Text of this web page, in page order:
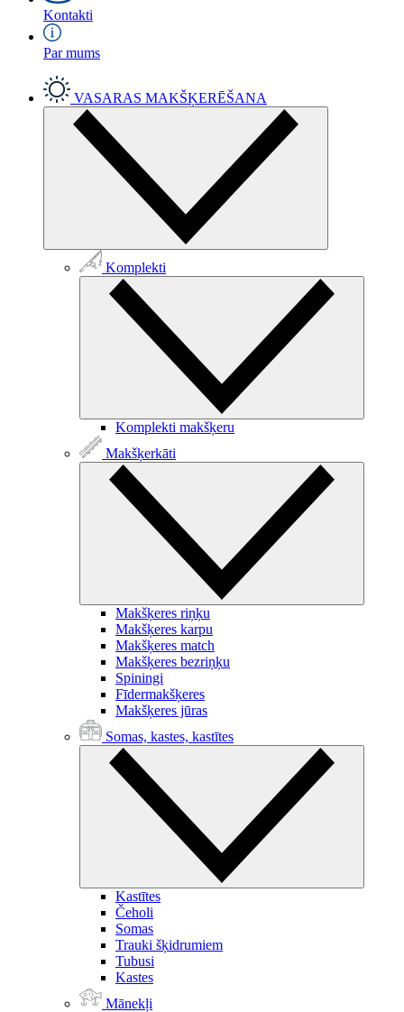
Kontakti
Par mums
VASARAS MAKŠĶERĒŠANA
Komplekti
Komplekti makšķeru
Makšķerkāti
Makšķeres riņķu
Makšķeres karpu
Makšķeres match
Makšķeres bezriņķu
Spiningi
Fīdermakšķeres
Makšķeres jūras
Somas, kastes, kastītes
Kastītes
Čeholi
Somas
Trauki šķidrumiem
Tubusi
Kastes
Mānekļi